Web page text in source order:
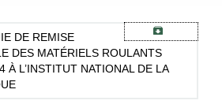
DE REMISE
DES MATÉRIELS ROULANTS
À L’INSTITUT NATIONAL DE LA